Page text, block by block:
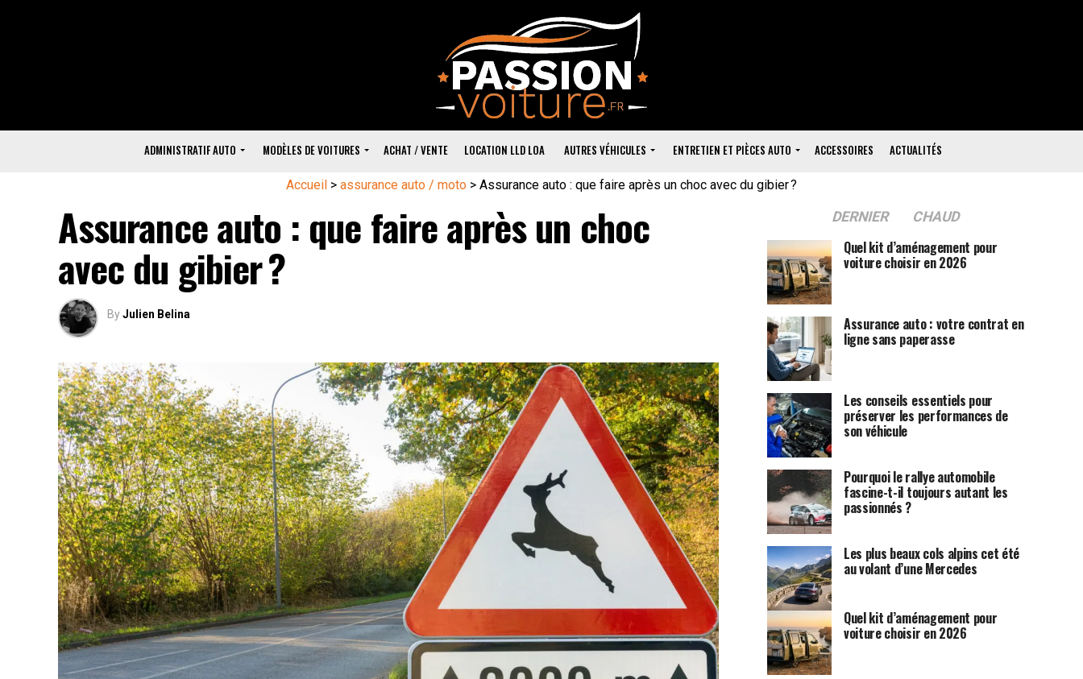
ADMINISTRATIF AUTO MODÈLES DE VOITURES ACHAT / VENTE LOCATION LLD LOA AUTRES VÉHICULES ENTRETIEN ET PIÈCES AUTO ACCESSOIRES ACTUALITÉS
Accueil > assurance auto / moto > Assurance auto : que faire après un choc avec du gibier ?
Assurance auto : que faire après un choc
avec du gibier ?
ByJulien Belina
DERNIER CHAUD
Quel kit d’aménagement pour
voiture choisir en 2026
Assurance auto : votre contrat en
ligne sans paperasse
Les conseils essentiels pour
préserver les performances de
son véhicule
Pourquoi le rallye automobile
fascine-t-il toujours autant les
passionnés ?
Les plus beaux cols alpins cet été
au volant d’une Mercedes
Quel kit d’aménagement pour
voiture choisir en 2026